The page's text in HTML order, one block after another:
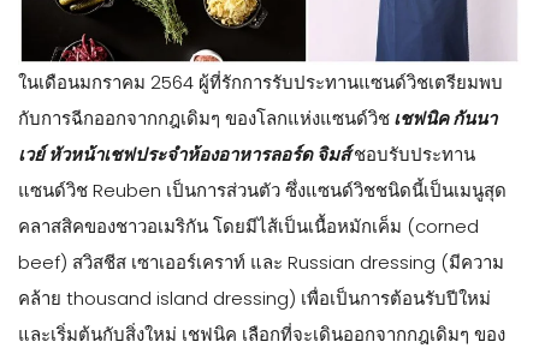
ในเดือนมกราคม 2564 ผู้ที่รักการรับประทานแซนด์วิชเตรียมพบ
กับการฉีกออกจากกฎเดิมๆ ของโลกแห่งแซนด์วิชเชฟนิค กันนา
เวย์ หัวหน้าเชฟประจำห้องอาหารลอร์ด จิมส์ชอบรับประทาน
แซนด์วิช Reuben เป็นการส่วนตัว ซึ่งแซนด์วิชชนิดนี้เป็นเมนูสุด
คลาสสิคของชาวอเมริกัน โดยมีไส้เป็นเนื้อหมักเค็ม (corned
beef) สวิสชีส เซาเออร์เคราท์ และ Russian dressing (มีความ
คล้าย thousand island dressing) เพื่อเป็นการต้อนรับปีใหม่
และเริ่มต้นกับสิ่งใหม่ เชฟนิค เลือกที่จะเดินออกจากกฎเดิมๆ ของ